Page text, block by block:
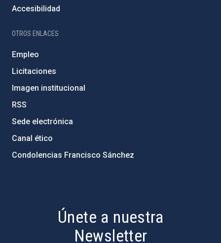
Accesibilidad
OTROS ENLACES
Empleo
Licitaciones
Imagen institucional
RSS
Sede electrónica
Canal ético
Condolencias Francisco Sánchez
Únete a nuestra
Newsletter